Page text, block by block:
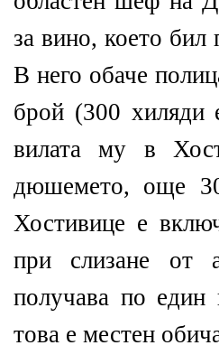
за вино, което бил
В него обаче
брой (300 хиляди
вилата му в
дюшемето, още
Хостивице е
при слизане от
получава по един
това е местен